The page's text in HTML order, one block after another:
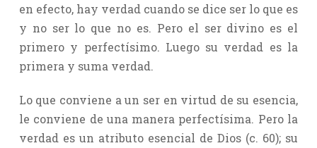
en efecto, hay verdad cuando se dice ser lo que es
y no ser lo que no es. Pero el ser divino es el
primero y perfectísimo. Luego su verdad es la
primera y suma verdad.
Lo que conviene a un ser en virtud de su esencia,
le conviene de una manera perfectísima. Pero la
verdad es un atributo esencial de Dios (c. 60); su